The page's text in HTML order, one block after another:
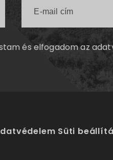
és elfogadom az
Süti